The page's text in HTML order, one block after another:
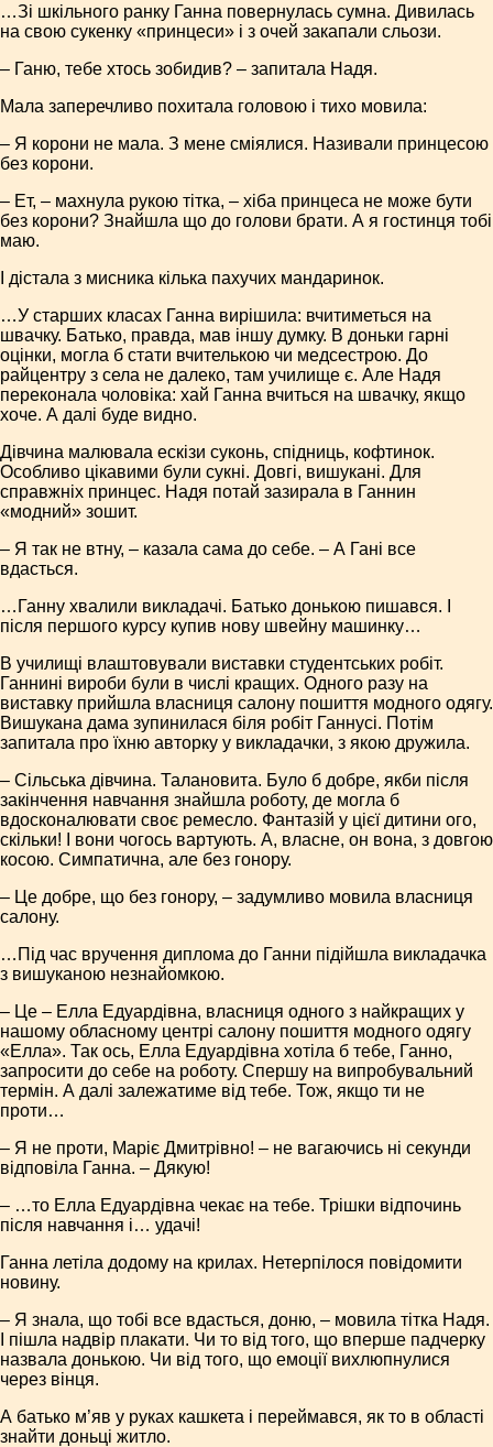
…Зі шкільного ранку Ганна повернулась сумна. Дивилась
на свою сукенку «принцеси» і з очей закапали сльози.
– Ганю, тебе хтось зобидив? – запитала Надя.
Мала заперечливо похитала головою і тихо мовила:
– Я корони не мала. З мене сміялися. Називали принцесою
без корони.
– Ет, – махнула рукою тітка, – хіба принцеса не може бути
без корони? Знайшла що до голови брати. А я гостинця тобі
маю.
І дістала з мисника кілька пахучих мандаринок.
…У старших класах Ганна вирішила: вчитиметься на
швачку. Батько, правда, мав іншу думку. В доньки гарні
оцінки, могла б стати вчителькою чи медсестрою. До
райцентру з села не далеко, там училище є. Але Надя
переконала чоловіка: хай Ганна вчиться на швачку, якщо
хоче. А далі буде видно.
Дівчина малювала ескізи суконь, спідниць, кофтинок.
Особливо цікавими були сукні. Довгі, вишукані. Для
справжніх принцес. Надя потай зазирала в Ганнин
«модний» зошит.
– Я так не втну, – казала сама до себе. – А Гані все
вдасться.
…Ганну хвалили викладачі. Батько донькою пишався. І
після першого курсу купив нову швейну машинку…
В училищі влаштовували виставки студентських робіт.
Ганнині вироби були в числі кращих. Одного разу на
виставку прийшла власниця салону пошиття модного одягу.
Вишукана дама зупинилася біля робіт Ганнусі. Потім
запитала про їхню авторку у викладачки, з якою дружила.
– Сільська дівчина. Талановита. Було б добре, якби після
закінчення навчання знайшла роботу, де могла б
вдосконалювати своє ремесло. Фантазій у цієї дитини ого,
скільки! І вони чогось вартують. А, власне, он вона, з довгою
косою. Симпатична, але без гонору.
– Це добре, що без гонору, – задумливо мовила власниця
салону.
…Під час вручення диплома до Ганни підійшла викладачка
з вишуканою незнайомкою.
– Це – Елла Едуардівна, власниця одного з найкращих у
нашому обласному центрі салону пошиття модного одягу
«Елла». Так ось, Елла Едуардівна хотіла б тебе, Ганно,
запросити до себе на роботу. Спершу на випробувальний
термін. А далі залежатиме від тебе. Тож, якщо ти не
проти…
– Я не проти, Маріє Дмитрівно! – не вагаючись ні секунди
відповіла Ганна. – Дякую!
– …то Елла Едуардівна чекає на тебе. Трішки відпочинь
після навчання і… удачі!
Ганна летіла додому на крилах. Нетерпілося повідомити
новину.
– Я знала, що тобі все вдасться, доню, – мовила тітка Надя.
І пішла надвір плакати. Чи то від того, що вперше падчерку
назвала донькою. Чи від того, що емоції вихлюпнулися
через вінця.
А батько м’яв у руках кашкета і переймався, як то в області
знайти доньці житло.